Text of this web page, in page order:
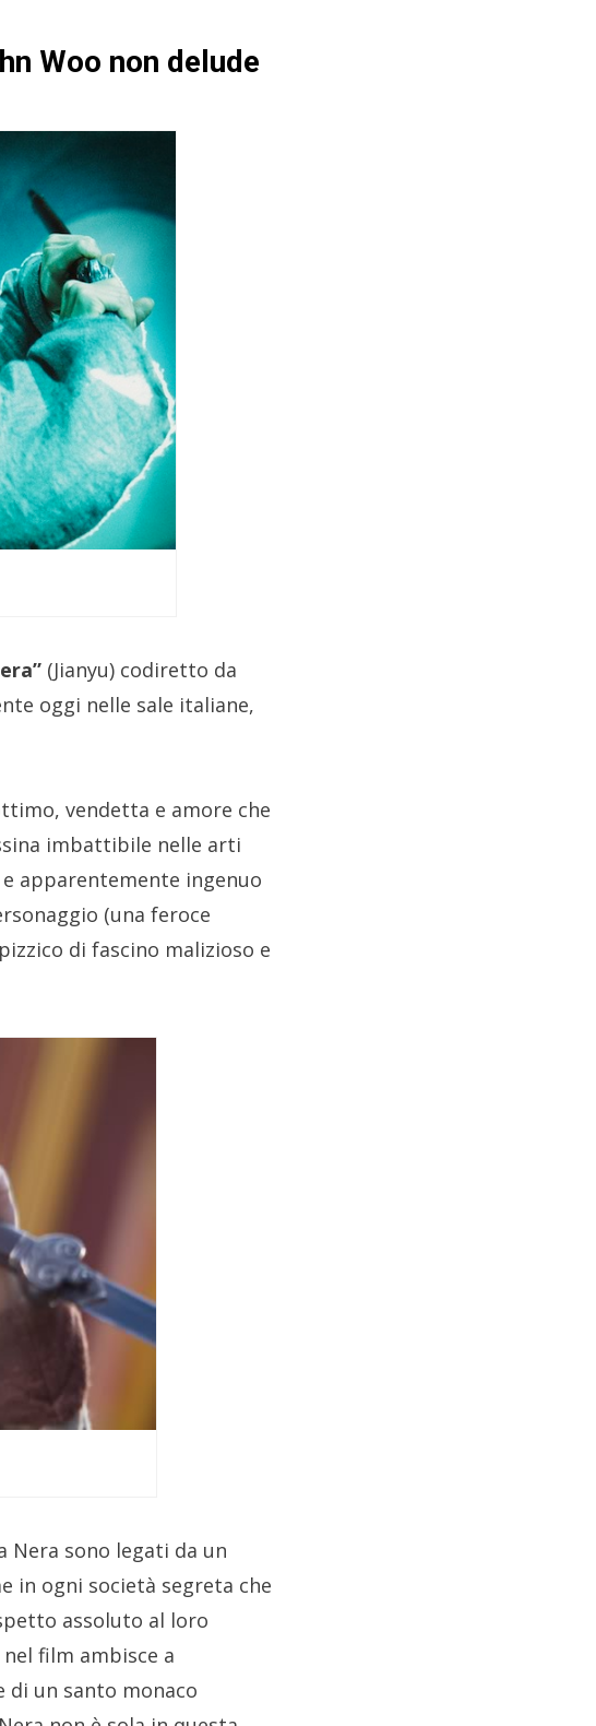
Woo non delude
(Jianyu) codiretto da
oggi nelle sale italiane,
vendetta e amore che
imbattibile nelle arti
apparentemente ingenuo
(una feroce
di fascino malizioso e
Nera sono legati da un
in ogni società segreta che
assoluto al loro
film ambisce a
di un santo monaco